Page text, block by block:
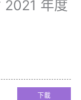
2021 年度
下載